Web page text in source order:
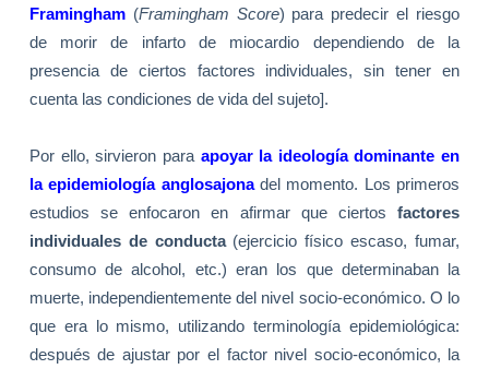
Framingham(Framingham Score) para predecir el riesgo
de morir de infarto de miocardio dependiendo de la
presencia de ciertos factores individuales, sin tener en
cuenta las condiciones de vida del sujeto].
Por ello, sirvieron para apoyar la ideología dominante en
la epidemiología anglosajonadel momento. Los primeros
estudios se enfocaron en afirmar que ciertosfactores
individuales de conducta(ejercicio físico escaso, fumar,
consumo de alcohol, etc.) eran los que determinaban la
muerte, independientemente del nivel socio-económico. O lo
que era lo mismo, utilizando terminología epidemiológica:
después de ajustar por el factor nivel socio-económico, la